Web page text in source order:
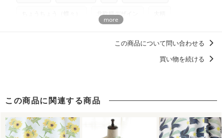
商用利用についての詳細はこちら
北欧柄デザイン
この商品について問い合わせる
買い物を続ける
この商品に関連する商品